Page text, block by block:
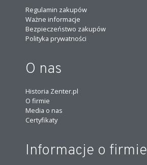
Regulamin zakupów
Ważne informacje
Bezpieczeństwo zakupów
Polityka prywatności
O nas
Historia Zenter.pl
O firmie
Media o nas
Certyfikaty
Informacje o firmie